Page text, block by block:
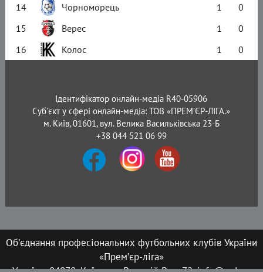
14
Чорноморець 1
0
15
Верес 1
0
16
Колос 1 0
Ідентифікатор онлайн-медіа R40-05906
Суб'єкт у сфері онлайн-медіа: ТОВ «ПРЕМ’ЄР-ЛІГА.»
м. Київ, 01601, вул. Велика Васильківська 23-Б
+38 044 521 06 99
Об’єднання професіональних футбольних клубів України
«Прем’єр-ліга»